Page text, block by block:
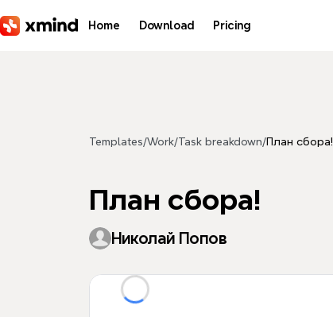
Home Download Pricing
Templates/Work/Task breakdown/План сбора!
План сбора!
Николай Попов